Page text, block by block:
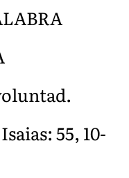
55, 10-